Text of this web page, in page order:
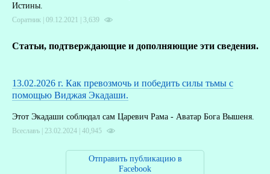
Истины.
Соратник | 09.12.2021 | 3,639
Статьи, подтверждающие и дополняющие эти сведения.
13.02.2026 г. Как превозмочь и победить силы тьмы с
помощью Виджая Экадаши.
Этот Экадаши соблюдал сам Царевич Рама - Аватар Бога Вышеня.
Всеславъ | 23.02.2024 | 40,945
Отправить публикацию в
Facebook